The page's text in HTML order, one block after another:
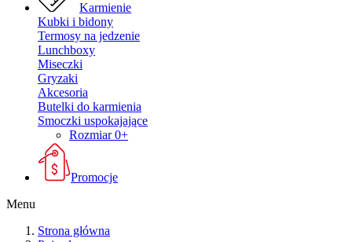
Karmienie
Kubki i bidony
Termosy na jedzenie
Lunchboxy
Miseczki
Gryzaki
Akcesoria
Butelki do karmienia
Smoczki uspokajające
Rozmiar 0+
Promocje
Menu
Strona główna